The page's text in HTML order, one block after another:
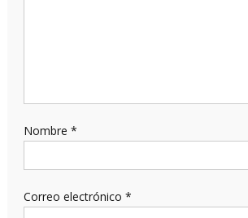
Nombre *
Correo electrónico *